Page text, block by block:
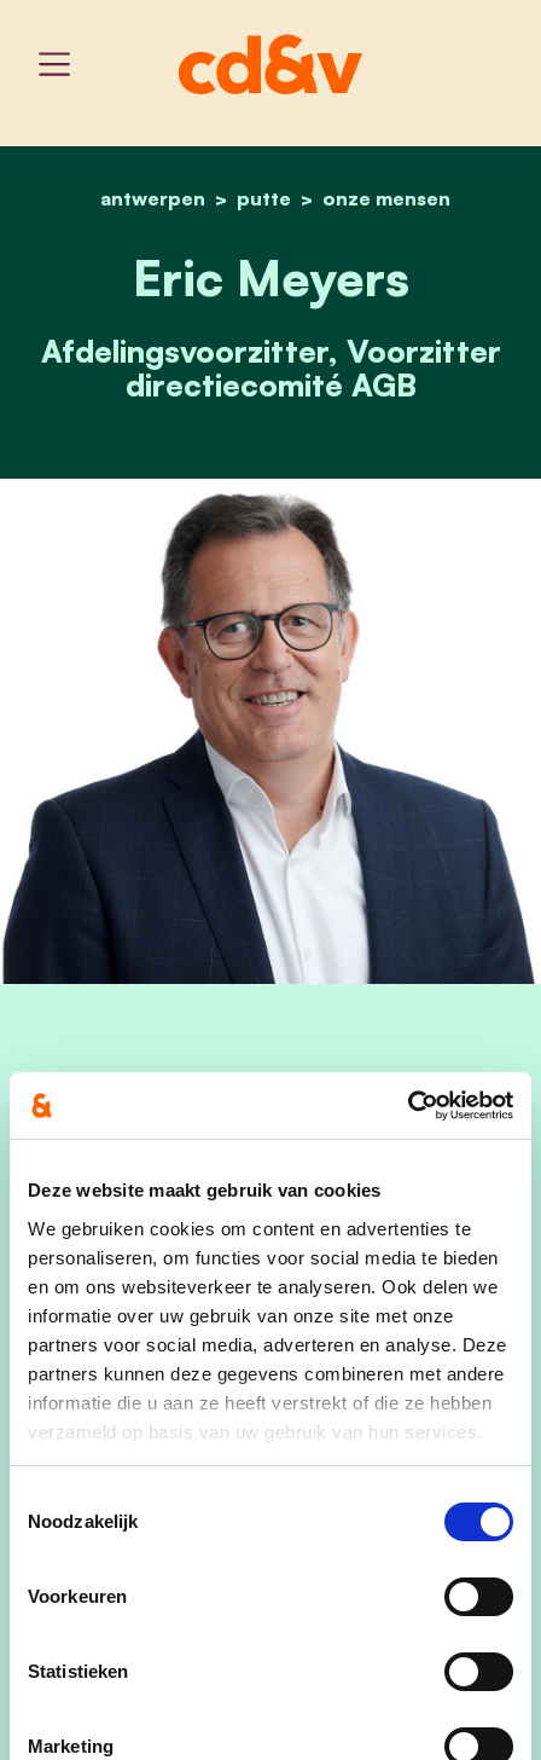
Deze website maakt gebruik van cookies
We gebruiken cookies om content en advertenties te
personaliseren, om functies voor social media te bieden
en om ons websiteverkeer te analyseren. Ook delen we
informatie over uw gebruik van onze site met onze
partners voor social media, adverteren en analyse. Deze
partners kunnen deze gegevens combineren met andere
informatie die u aan ze heeft verstrekt of die ze hebben
verzameld op basis van uw gebruik van hun services.
Noodzakelijk
Voorkeuren
Statistieken
Marketing
home
antwerpen putte onze mensen
eric meyers
Eric Meyers
Afdelingsvoorzitter, Voorzitter
directiecomité AGB
Afdelingsvoorzitter
Voorzitter directiecomité Autonoom
Gemeentelijk Bedrijf
Wie is Eric?
Eric, getrouwd met Els De Preter en vader van
Brent en Anke. Beroepsmatig is hij in binnen- en
buitenland werkzaam als bedrijfsleider voor een
internationale onderneming uit de
gezondheidssector. Sinds 2009 is Eric voorzitter
van CD&V Putte. Verder is hij ook een heel
‘Stal de Pitsemburg’, is al 20 jaar een plek waar
de veulentjes op de best mogelijke manier kunnen
eric.meyers@puttecdenv.be